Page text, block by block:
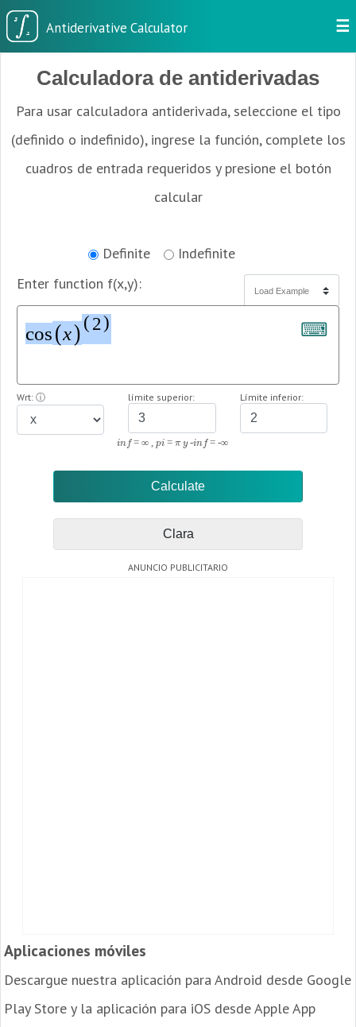
☰
Calculadora de antiderivadas
Para usar calculadora antiderivada, seleccione el tipo
(definido o indefinido), ingrese la función, complete los
cuadros de entrada requeridos y presione el botón
calcular
Definite
Indefinite
Enter function f(x,y):
cos(x) ( 2) ⌨
Wrt: ⓘ límite superior: Límite inferior:
inf = ∞ , pi = π y -inf = -∞
Clara
ANUNCIO PUBLICITARIO
Aplicaciones móviles
Descargue nuestra aplicación para Android desde Google
Play Store y la aplicación para iOS desde Apple App